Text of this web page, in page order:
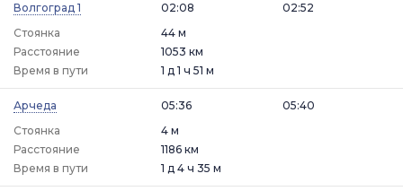
Волгоград 1
02:08
Стоянка
44 м
02:52
Расстояние
1053 км
Время в пути
1 д 1 ч 51 м
Арчеда
05:36
Стоянка
4 м
05:40
Расстояние
1186 км
Время в пути
1 д 4 ч 35 м